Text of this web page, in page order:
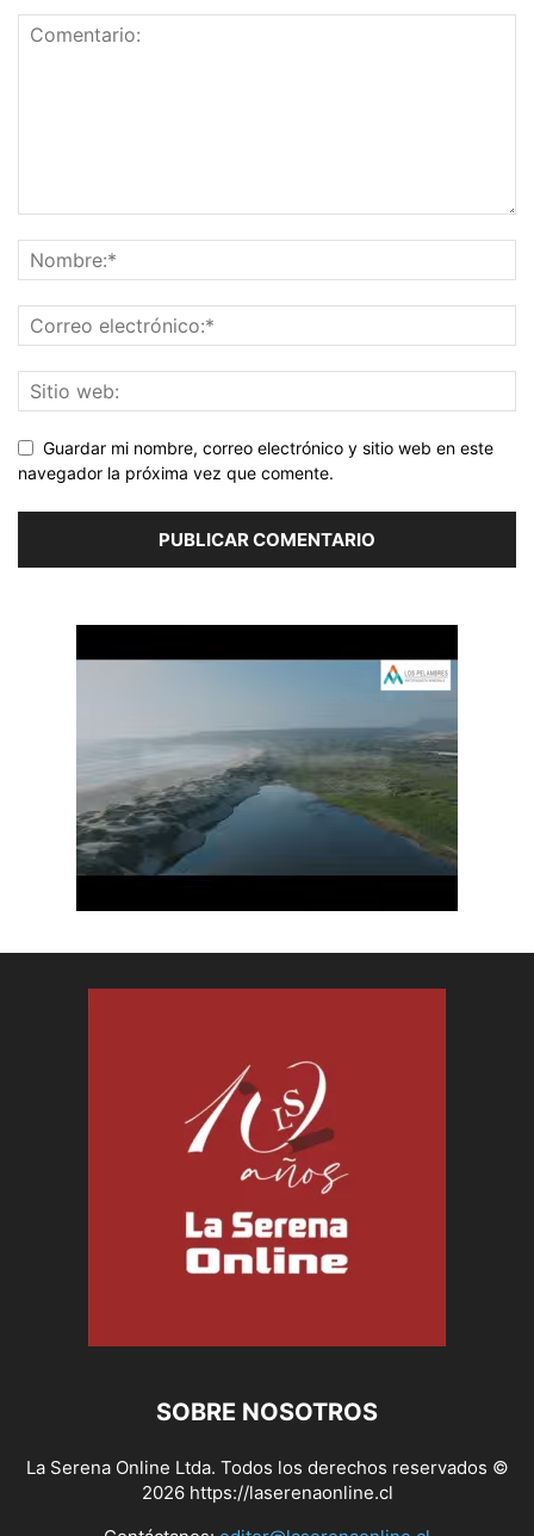
Guardar mi nombre, correo electrónico y sitio web en este
navegador la próxima vez que comente.
SOBRE NOSOTROS
La Serena Online Ltda. Todos los derechos reservados ©
2026 https://laserenaonline.cl